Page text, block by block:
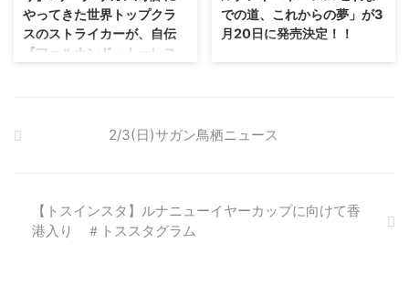
国のお知らせがないので、まだ日
本にいらっしゃるのかなとは思っ
ていましたが。 来季はまたどこ
ォーマルクラインさんの公式サイ
トのトップページにサガン鳥栖が
ンさんのトライアルをオーダー ...
やってきた世界トップクラ
スのストライカーが、自伝
『フェルナンド・トーレス
躍、盟友イニエスタへの想
べてが分かる一冊を、自身
35歳の誕生日となる3月20
での道、これからの夢」が3
月20日に発売決定！！
ルナンド・トーレス選手の書籍
もちろんサガン鳥栖ユニフォーム
を着用したトーレス選手です。
2/3(日)サガン鳥栖ニュース
【トスインスタ】ルナニューイヤーカップに向けて香
港入り ＃トススタグラム